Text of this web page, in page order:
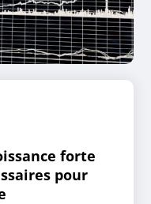
forte
pour